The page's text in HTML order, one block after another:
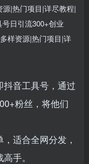
音工具号，通过
粉丝，将他们
适合全网分发，
手。